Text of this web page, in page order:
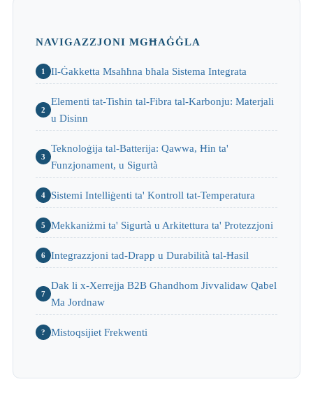
NAVIGAZZJONI MGĦAĠĠLA
1 Il-Ġakketta Msaħħna bħala Sistema Integrata
2
Elementi tat-Tisħin tal-Fibra tal-Karbonju: Materjali
u Disinn
3
Teknoloġija tal-Batterija: Qawwa, Ħin ta'
Funzjonament, u Sigurtà
4 Sistemi Intelliġenti ta' Kontroll tat-Temperatura
5 Mekkaniżmi ta' Sigurtà u Arkitettura ta' Protezzjoni
6 Integrazzjoni tad-Drapp u Durabilità tal-Ħasil
7
Dak li x-Xerrejja B2B Għandhom Jivvalidaw Qabel
Ma Jordnaw
? Mistoqsijiet Frekwenti